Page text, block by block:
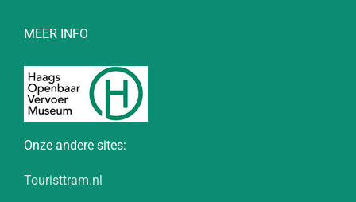
MEER INFO
Onze andere sites:
Touristtram.nl